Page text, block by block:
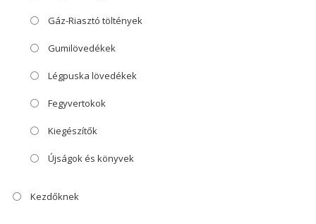
Gáz-Riasztó töltények
Gumilövedékek
Légpuska lövedékek
Fegyvertokok
Kiegészítők
Újságok és könyvek
Kezdőknek